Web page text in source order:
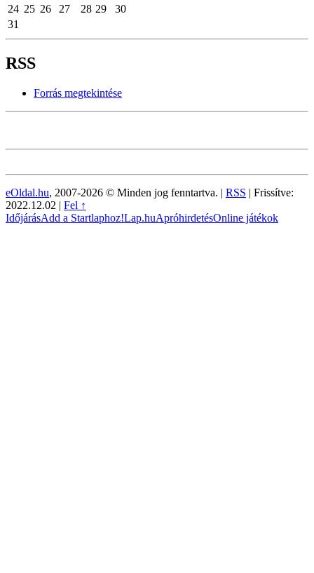
24 25 26 27 28 29
30
31
RSS
Forrás megtekintése
eOldal.hu, 2007-2026 © Minden jog fenntartva. | RSS | Frissítve:
2022.12.02 | Fel ↑
IdőjárásAdd a Startlaphoz!Lap.huApróhirdetésOnline játékok